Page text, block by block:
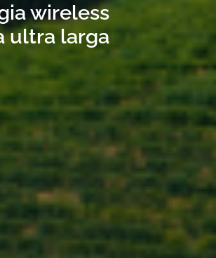
wireless
ultra larga